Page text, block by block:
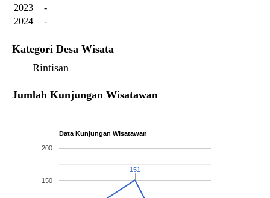
2023
-
2024
-
Kategori Desa Wisata
Rintisan
Jumlah Kunjungan Wisatawan
Data Kunjungan Wisatawan
150
200
151
151